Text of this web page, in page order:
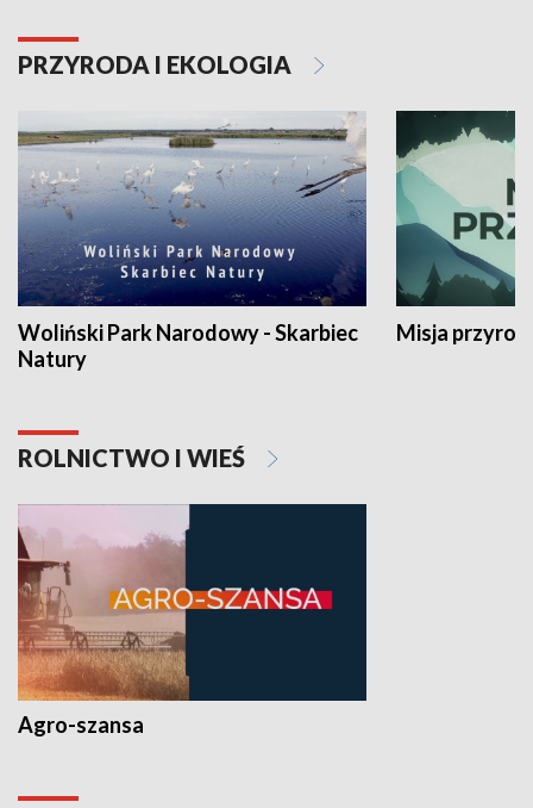
PRZYRODA I EKOLOGIA
Woliński Park Narodowy - Skarbiec
Natury
Misja
ROLNICTWO I WIEŚ
Agro-szansa